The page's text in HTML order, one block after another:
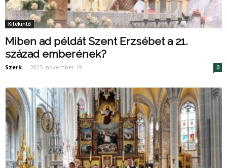
Kitekintő
Miben ad példát Szent Erzsébet a 21.
század emberének?
Szerk. - 2025. november 19. 0